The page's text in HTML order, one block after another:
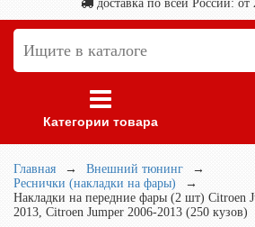
доставка по всей России:
Категории товара
Главная → Внешний тюнинг
→
Реснички (накладки на фары)
→
Накладки на передние фары (2 шт) Citroen
2013, Citroen Jumper 2006-2013 (250 кузов)